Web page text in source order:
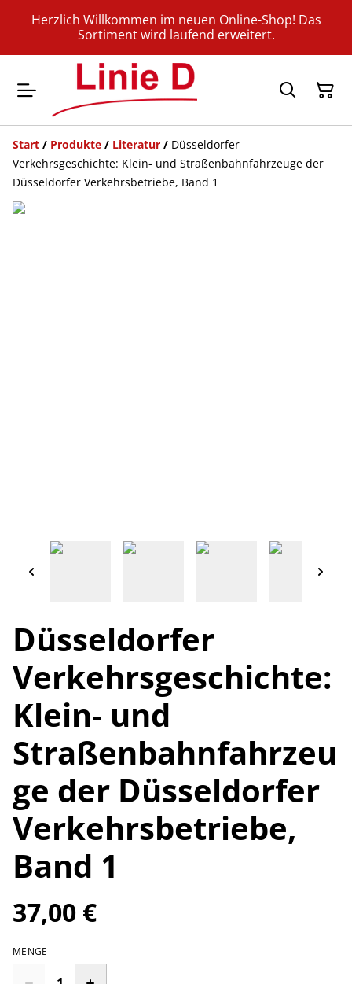
Herzlich Willkommen im neuen Online-Shop! Das
Sortiment wird laufend erweitert.
Start / Produkte / Literatur / Düsseldorfer
Verkehrsgeschichte: Klein- und Straßenbahnfahrzeuge der
Düsseldorfer Verkehrsbetriebe, Band 1
Düsseldorfer
Verkehrsgeschichte:
Klein- und
Straßenbahnfahrzeu
ge der Düsseldorfer
Verkehrsbetriebe,
Band 1
37,00 €
MENGE